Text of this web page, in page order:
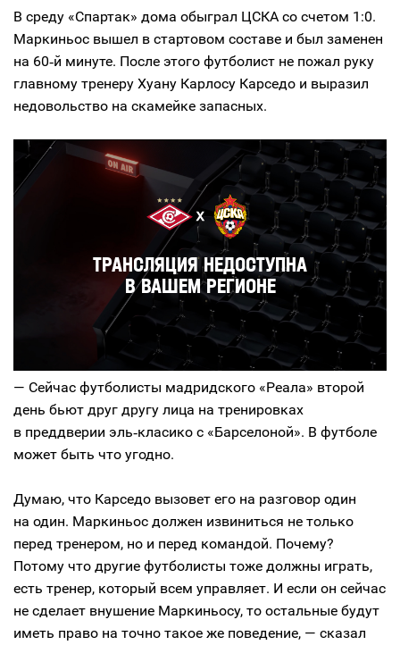
В среду «Спартак» дома обыграл ЦСКА со счетом 1:0.
Маркиньос вышел в стартовом составе и был заменен
на 60‑й минуте. После этого футболист не пожал руку
главному тренеру Хуану Карлосу Карседо и выразил
недовольство на скамейке запасных.
— Сейчас футболисты мадридского «Реала» второй
день бьют друг другу лица на тренировках
в преддверии эль‑класико с «Барселоной». В футболе
может быть что угодно.
Думаю, что Карседо вызовет его на разговор один
на один. Маркиньос должен извиниться не только
перед тренером, но и перед командой. Почему?
Потому что другие футболисты тоже должны играть,
есть тренер, который всем управляет. И если он сейчас
не сделает внушение Маркиньосу, то остальные будут
иметь право на точно такое же поведение, — сказал